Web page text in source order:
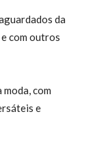
da
com outros
com
e